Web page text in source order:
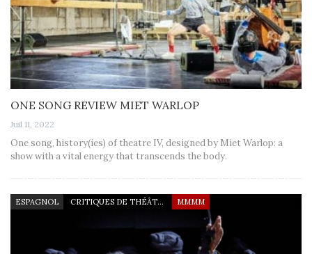
ONE SONG REVIEW MIET WARLOP
Juil 11, 2022
One song, history(ies) of theatre IV, designed by Miet Warlop: a
show with a vital energy that transcends the body.
ESPAGNOL CRITIQUES DE THÉÂTRE MMMM